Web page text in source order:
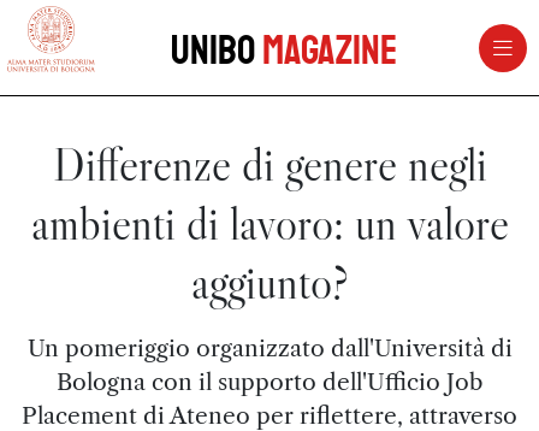
vai al contenuto della pagina
UniboMagazine
Differenze di genere negli
ambienti di lavoro: un valore
aggiunto?
Un pomeriggio organizzato dall'Università di
Bologna con il supporto dell'Ufficio Job
Placement di Ateneo per riflettere, attraverso